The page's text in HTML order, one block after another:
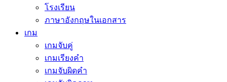
โรงเรียน
ภาษาอังกฤษในเอกสาร
เกม
เกมจับคู่
เกมเรียงคำ
เกมจับผิดคำ